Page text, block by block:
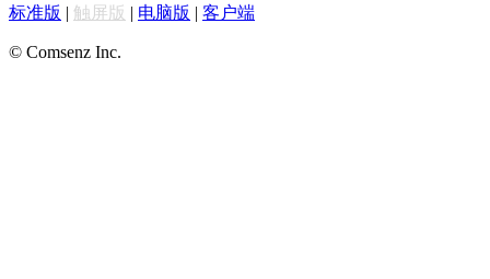
标准版 | 触屏版 | 电脑版 | 客户端
© Comsenz Inc.